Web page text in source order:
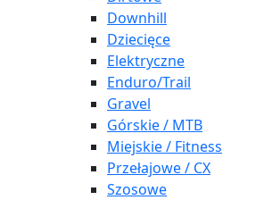
Downhill
Dziecięce
Elektryczne
Enduro/Trail
Gravel
Górskie / MTB
Miejskie / Fitness
Przełajowe / CX
Szosowe